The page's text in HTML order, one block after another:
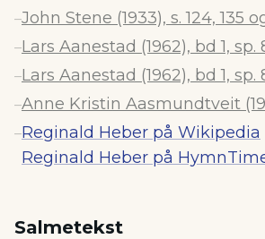
–John Stene (1933), s. 124, 135
–Lars Aanestad (1962), bd 1, sp.
–Lars Aanestad (1962), bd 1, sp.
–Anne Kristin Aasmundtveit
–Reginald Heber på Wikipedia
Reginald Heber på
Salmetekst